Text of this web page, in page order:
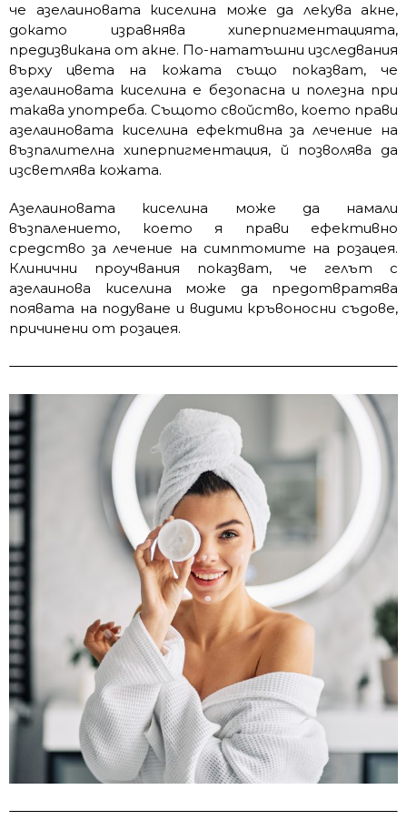
че азелаиновата киселина може да лекува акне,
докато изравнява хиперпигментацията,
предизвикана от акне. По-нататъшни изследвания
върху цвета на кожата също показват, че
азелаиновата киселина е безопасна и полезна при
такава употреба. Същото свойство, което прави
азелаиновата киселина ефективна за лечение на
възпалителна хиперпигментация, й позволява да
изсветлява кожата.
Азелаиновата киселина може да намали
възпалението, което я прави ефективно
средство за лечение на симптомите на розацея.
Клинични проучвания показват, че гелът с
азелаинова киселина може да предотвратява
появата на подуване и видими кръвоносни съдове,
причинени от розацея.